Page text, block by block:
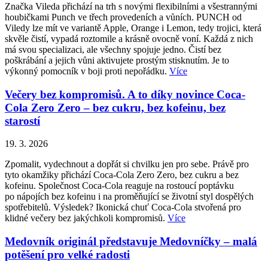
Značka Vileda přichází na trh s novými flexibilními a všestrannými
houbičkami Punch ve třech provedeních a vůních. PUNCH od
Viledy lze mít ve variantě Apple, Orange i Lemon, tedy trojici, která
skvěle čistí, vypadá roztomile a krásně ovocně voní. Každá z nich
má svou specializaci, ale všechny spojuje jedno. Čistí bez
poškrábání a jejich vůni aktivujete prostým stisknutím. Je to
výkonný pomocník v boji proti nepořádku. Více
Večery bez kompromisů. A to díky novince Coca-
Cola Zero Zero – bez cukru, bez kofeinu, bez
starostí
19. 3. 2026
Zpomalit, vydechnout a dopřát si chvilku jen pro sebe. Právě pro
tyto okamžiky přichází Coca-Cola Zero Zero, bez cukru a bez
kofeinu. Společnost Coca-Cola reaguje na rostoucí poptávku
po nápojích bez kofeinu i na proměňující se životní styl dospělých
spotřebitelů. Výsledek? Ikonická chuť Coca-Cola stvořená pro
klidné večery bez jakýchkoli kompromisů. Více
Medovník originál představuje Medovníčky – malá
potěšení pro velké radosti